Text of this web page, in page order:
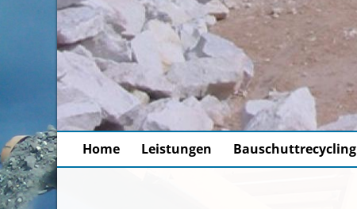
Home Leistungen Bauschuttrecycling